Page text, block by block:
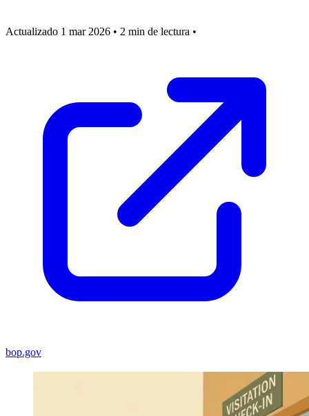
Actualizado 1 mar 2026 • 2 min de lectura •
bop.gov